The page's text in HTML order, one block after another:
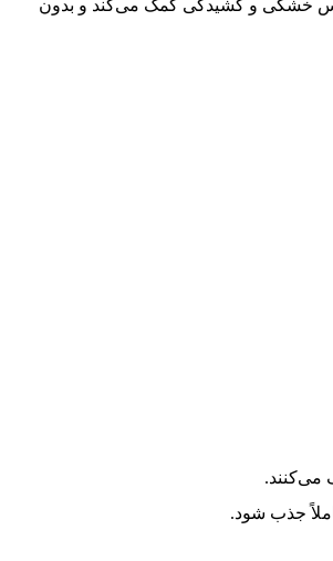
احساس خشکی و کشیدگی کمک می‌کند و بدون
می‌کنند.
جذب شود.